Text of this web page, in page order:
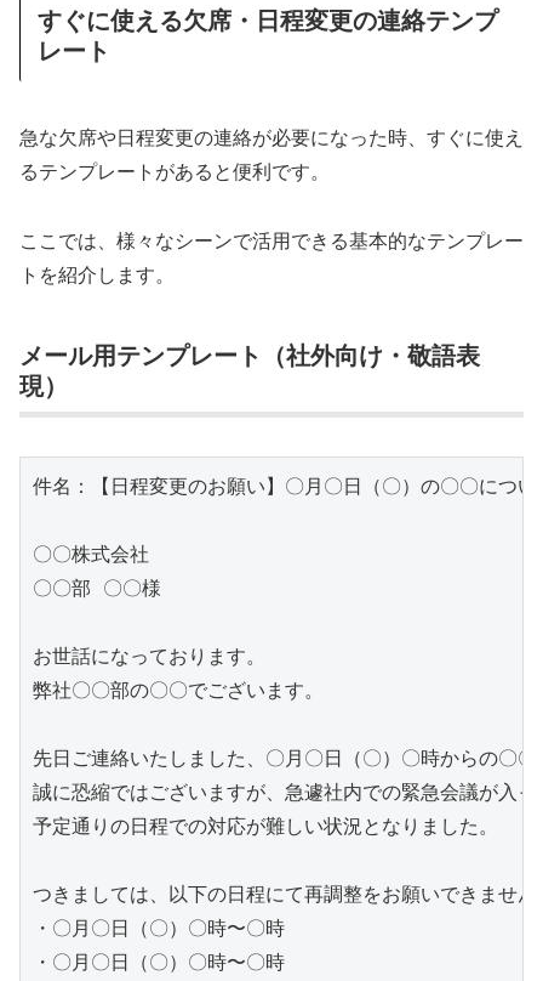
すぐに使える欠席・日程変更の連絡テンプ
レート
急な欠席や日程変更の連絡が必要になった時、すぐに使え
るテンプレートがあると便利です。
ここでは、様々なシーンで活用できる基本的なテンプレー
トを紹介します。
メール用テンプレート（社外向け・敬語表
現）
件名：【日程変更のお願い】〇月〇日（〇）の〇〇につい
〇〇株式会社
〇〇部 〇〇様
お世話になっております。
弊社〇〇部の〇〇でございます。
先日ご連絡いたしました、〇月〇日（〇）〇時からの〇
誠に恐縮ではございますが、急遽社内での緊急会議が入っ
予定通りの日程での対応が難しい状況となりました。
つきましては、以下の日程にて再調整をお願いできませ
・〇月〇日（〇）〇時〜〇時
・〇月〇日（〇）〇時〜〇時